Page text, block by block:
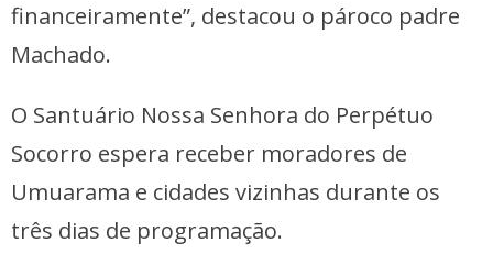
financeiramente”, destacou o pároco padre
Machado.
O Santuário Nossa Senhora do Perpétuo
Socorro espera receber moradores de
Umuarama e cidades vizinhas durante os
três dias de programação.